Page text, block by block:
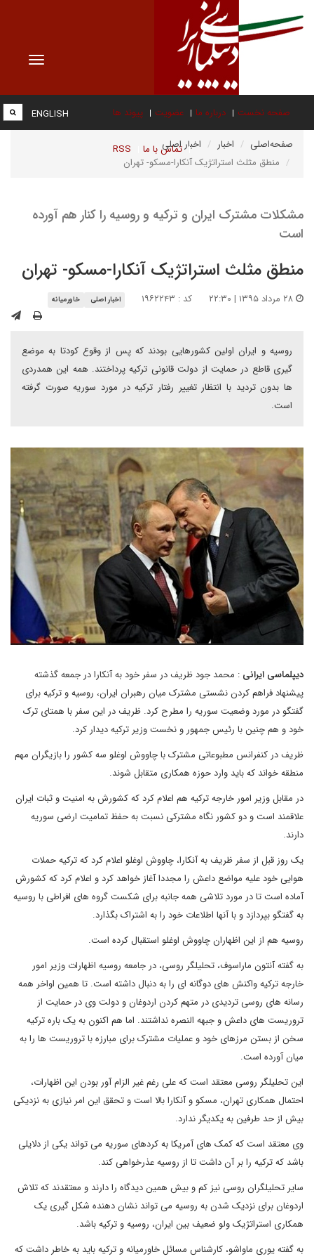
Toggle
صفحه نخست درباره ما عضویت پیوند ها
تماس با ما RSS
ENGLISH
صفحه‌اصلی اخبار
اخبار اصلی
منطق مثلث استراتژیک آنکارا-مسکو- تهران
مشکلات مشترک ایران و ترکیه و روسیه را کنار هم آورده
است
منطق مثلث استراتژیک آنکارا-مسکو- تهران
کد : ۱۹۶۲۲۴۳ اخبار اصلی خاورمیانه
روسیه و ایران اولین کشورهایی بودند که پس از وقوع کودتا به موضع
گیری قاطع در حمایت از دولت قانونی ترکیه پرداختند. همه این همدردی
ها بدون تردید با انتظار تغییر رفتار ترکیه در مورد سوریه صورت گرفته
است.
دیپلماسی ایرانی : محمد جود ظریف در سفر خود به آنکارا در جمعه گذشته
پیشنهاد فراهم کردن نشستی مشترک میان رهبران ایران، روسیه و ترکیه برای
گفتگو در مورد وضعیت سوریه را مطرح کرد. ظریف در این سفر با همتای ترک
خود و هم چنین با رئیس جمهور و نخست وزیر ترکیه دیدار کرد.
ظریف در کنفرانس مطبوعاتی مشترک با چاووش اوغلو سه کشور را بازیگران مهم
منطقه خواند که باید وارد حوزه همکاری متقابل شوند.
در مقابل وزیر امور خارجه ترکیه هم اعلام کرد که کشورش به امنیت و ثبات ایران
علاقمند است و دو کشور نگاه مشترکی نسبت به حفظ تمامیت ارضی سوریه
دارند.
یک روز قبل از سفر ظریف به آنکارا، چاووش اوغلو اعلام کرد که ترکیه حملات
هوایی خود علیه مواضع داعش را مجددا آغاز خواهد کرد و اعلام کرد که کشورش
آماده است تا در مورد تلاشی همه جانبه برای شکست گروه های افراطی با روسیه
به گفتگو بپردازد و با آنها اطلاعات خود را به اشتراک بگذارد.
روسیه هم از این اظهاران چاووش اوغلو استقبال کرده است.
به گفته آنتون ماراسوف، تحلیلگر روسی، در جامعه روسیه اظهارات وزیر امور
خارجه ترکیه واکنش های دوگانه ای را به دنبال داشته است. تا همین اواخر همه
رسانه های روسی تردیدی در متهم کردن اردوغان و دولت وی در حمایت از
تروریست های داعش و جبهه النصره نداشتند. اما هم اکنون به یک باره ترکیه
سخن از بستن مرزهای خود و عملیات مشترک برای مبارزه با تروریست ها را به
میان آورده است.
این تحلیلگر روسی معتقد است که علی رغم غیر الزام آور بودن این اظهارات،
احتمال همکاری تهران، مسکو و آنکارا بالا است و تحقق این امر نیازی به نزدیکی
بیش از حد طرفین به یکدیگر ندارد.
وی معتقد است که کمک های آمریکا به کردهای سوریه می تواند یکی از دلایلی
باشد که ترکیه را بر آن داشت تا از روسیه عذرخواهی کند.
سایر تحلیلگران روسی نیز کم و بیش همین دیدگاه را دارند و معتقدند که تلاش
اردوغان برای نزدیک شدن به روسیه می تواند نشان دهنده شکل گیری یک
همکاری استراتژیک ولو ضعیف بین ایران، روسیه و ترکیه باشد.
به گفته یوری ماواشو، کارشناس مسائل خاورمیانه و ترکیه باید به خاطر داشت که